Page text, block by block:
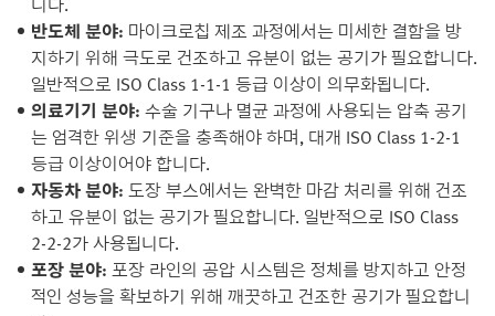
반도체 분야: 마이크로칩 제조 과정에서는 미세한 결함을 방
지하기 위해 극도로 건조하고 유분이 없는 공기가 필요합니다.
일반적으로 ISO Class 1-1-1 등급 이상이 의무화됩니다.
의료기기 분야: 수술 기구나 멸균 과정에 사용되는 압축 공기
는 엄격한 위생 기준을 충족해야 하며, 대개 ISO Class 1-2-1
등급 이상이어야 합니다.
자동차 분야: 도장 부스에서는 완벽한 마감 처리를 위해 건조
하고 유분이 없는 공기가 필요합니다. 일반적으로 ISO Class
2-2-2가 사용됩니다.
포장 분야: 포장 라인의 공압 시스템은 정체를 방지하고 안정
적인 성능을 확보하기 위해 깨끗하고 건조한 공기가 필요합니